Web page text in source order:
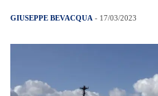
GIUSEPPE BEVACQUA - 17/03/2023